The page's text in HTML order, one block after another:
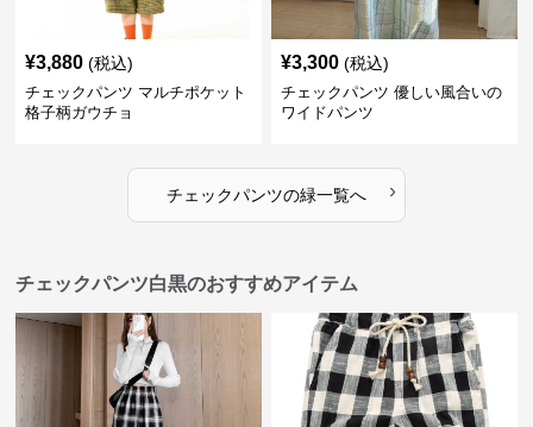
¥3,880 (税込)
チェックパンツ マルチポケット
格子柄ガウチョ
¥3,300 (税込)
チェックパンツ 優しい風合いの
ワイドパンツ
チェックパンツの緑一覧へ ›
チェックパンツ白黒のおすすめアイテム